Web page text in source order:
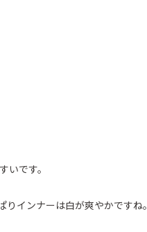
いです。
インナーは白が爽やかですね。